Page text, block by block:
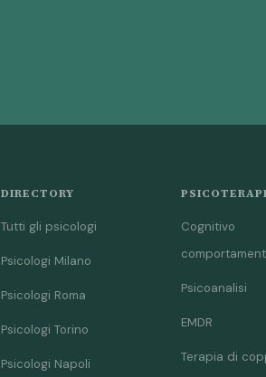
DIRECTORY
Tutti gli psicologi
Psicologi Milano
Psicologi Roma
Psicologi Torino
Psicologi Napoli
Cognitivo
Psicoanalisi
EMDR
Terapia di